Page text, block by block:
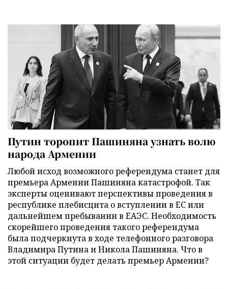
Путин торопит Пашиняна узнать волю
народа Армении
Любой исход возможного референдума станет для
премьера Армении Пашиняна катастрофой. Так
эксперты оценивают перспективы проведения в
республике плебисцита о вступлении в ЕС или
дальнейшем пребывании в ЕАЭС. Необходимость
скорейшего проведения такого референдума
была подчеркнута в ходе телефонного разговора
Владимира Путина и Никола Пашиняна. Что в
этой ситуации будет делать премьер Армении?